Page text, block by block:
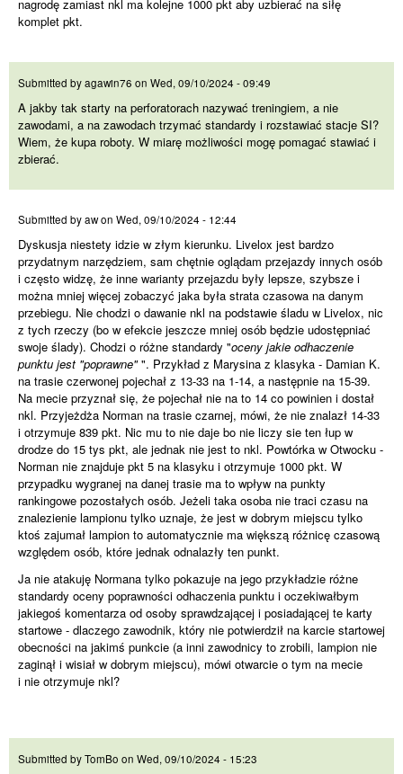
nagrodę zamiast nkl ma kolejne 1000 pkt aby uzbierać na siłę
komplet pkt.
A jakby tak starty na
Submitted byagawin76 on Wed, 09/10/2024 - 09:49
A jakby tak starty na perforatorach nazywać treningiem, a nie
zawodami, a na zawodach trzymać standardy i rozstawiać stacje SI?
Wiem, że kupa roboty. W miarę możliwości mogę pomagać stawiać i
zbierać.
Dyskusja niestety idzie w
Submitted byawon Wed, 09/10/2024 - 12:44
Dyskusja niestety idzie w złym kierunku. Livelox jest bardzo
przydatnym narzędziem, sam chętnie oglądam przejazdy innych osób
i często widzę, że inne warianty przejazdu były lepsze, szybsze i
można mniej więcej zobaczyć jaka była strata czasowa na danym
przebiegu. Nie chodzi o dawanie nkl na podstawie śladu w Livelox, nic
z tych rzeczy (bo w efekcie jeszcze mniej osób będzie udostępniać
swoje ślady). Chodzi o różne standardy "oceny jakie odhaczenie
punktu jest "poprawne"". Przykład z Marysina z klasyka - Damian K.
na trasie czerwonej pojechał z 13-33 na 1-14, a następnie na 15-39.
Na mecie przyznał się, że pojechał nie na to 14 co powinien i dostał
nkl. Przyjeżdża Norman na trasie czarnej, mówi, że nie znalazł 14-33
i otrzymuje 839 pkt. Nic mu to nie daje bo nie liczy sie ten łup w
drodze do 15 tys pkt, ale jednak nie jest to nkl. Powtórka w Otwocku -
Norman nie znajduje pkt 5 na klasyku i otrzymuje 1000 pkt. W
przypadku wygranej na danej trasie ma to wpływ na punkty
rankingowe pozostałych osób. Jeżeli taka osoba nie traci czasu na
znalezienie lampionu tylko uznaje, że jest w dobrym miejscu tylko
ktoś zajumał lampion to automatycznie ma większą różnicę czasową
względem osób, które jednak odnalazły ten punkt.
Ja nie atakuję Normana tylko pokazuje na jego przykładzie różne
standardy oceny poprawności odhaczenia punktu i oczekiwałbym
jakiegoś komentarza od osoby sprawdzającej i posiadającej te karty
startowe - dlaczego zawodnik, który nie potwierdził na karcie startowej
obecności na jakimś punkcie (a inni zawodnicy to zrobili, lampion nie
zaginął i wisiał w dobrym miejscu), mówi otwarcie o tym na mecie
i nie otrzymuje nkl?
Ja popieram AW i innych,
Submitted byTomBo on Wed, 09/10/2024 - 15:23